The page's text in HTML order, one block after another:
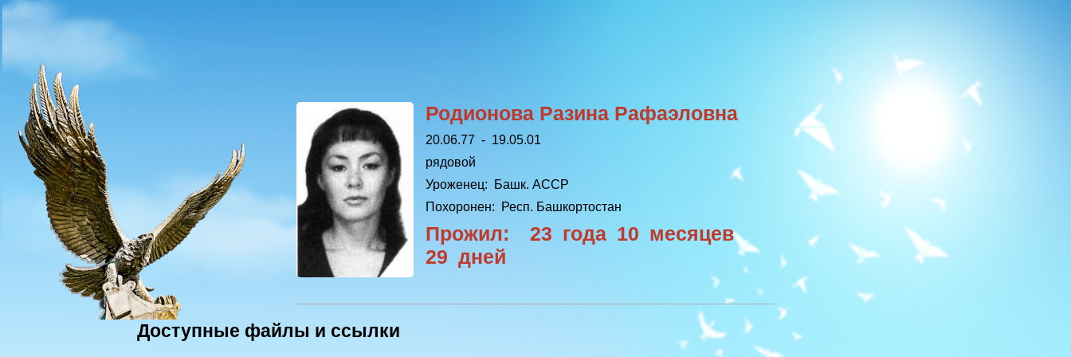
Родионова Разина Рафаэловна
20.06.77 - 19.05.01
рядовой
Уроженец: Башк. АССР
Похоронен: Респ. Башкортостан
Прожил: 23 года 10 месяцев
29 дней
Доступные файлы и ссылки